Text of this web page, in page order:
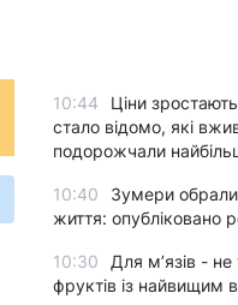
10:44
Ціни
стало відомо, які
подорожчали
10:40
Зумери
життя: опубліковано
10:30
Для м’язів -
фруктів із найвищим